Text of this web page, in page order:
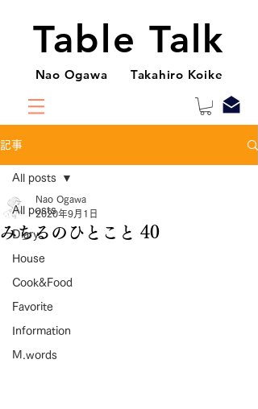
Table Talk
Nao Ogawa Takahiro Koike
記事
All posts
Diary
House
Cook&Food
Favorite
Information
M.words
All posts
みちるのひとこと 40
Nao Ogawa
2020年9月1日